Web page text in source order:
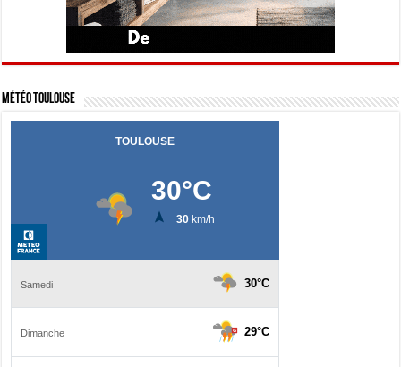
Météo Toulouse